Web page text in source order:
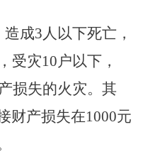
造成3人以下死亡，
受灾10户以下，
损失的火灾。其
财产损失在1000元